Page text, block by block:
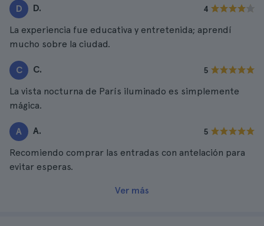
D D. 4
La experiencia fue educativa y entretenida; aprendí
mucho sobre la ciudad.
C C. 5
La vista nocturna de París iluminado es simplemente
mágica.
A A. 5
Recomiendo comprar las entradas con antelación para
evitar esperas.
Ver más